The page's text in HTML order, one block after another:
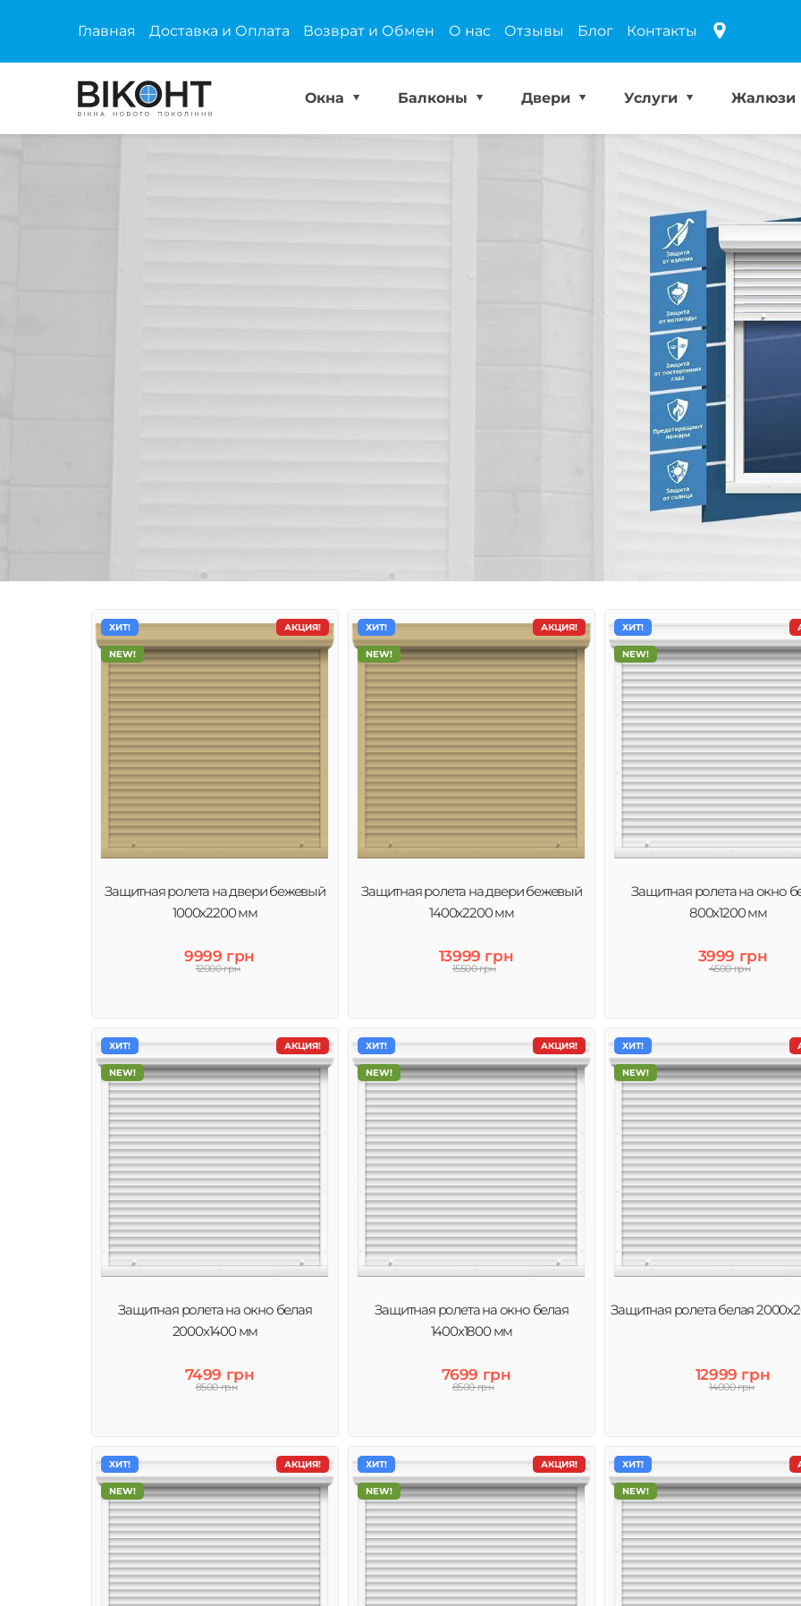
Главная Доставка и Оплата Возврат и Обмен О нас Отзывы Блог Контакты
Окна Балконы Двери Услуги Жалюзи
Защитные ролеты
Рольставни представляют собой прочное алюминиевое полотно,
состоящее из множества соединенных между собой ламелей. Защитные
рольставни на окна применяются для обеспечения надежной защиты от
АКЦИЯ!
ХИТ!
NEW!
Защитная ролета на двери бежевый
1000х2200 мм
9999 грн
12000 грн
АКЦИЯ!
ХИТ!
NEW!
Защитная ролета на двери бежевый
1400х2200 мм
13999 грн
15500 грн
ХИТ!
NEW!
Защитная ролета на окно
800х1200 мм
3999 грн
4500 грн
АКЦИЯ!
ХИТ!
NEW!
Защитная ролета на окно белая
2000х1400 мм
7499 грн
8500 грн
АКЦИЯ!
ХИТ!
NEW!
Защитная ролета на окно белая
1400х1800 мм
7699 грн
8500 грн
ХИТ!
NEW!
Защитная ролета белая
12999 грн
14000 грн
АКЦИЯ!
ХИТ!
NEW!
АКЦИЯ!
ХИТ!
NEW!
ХИТ!
NEW!